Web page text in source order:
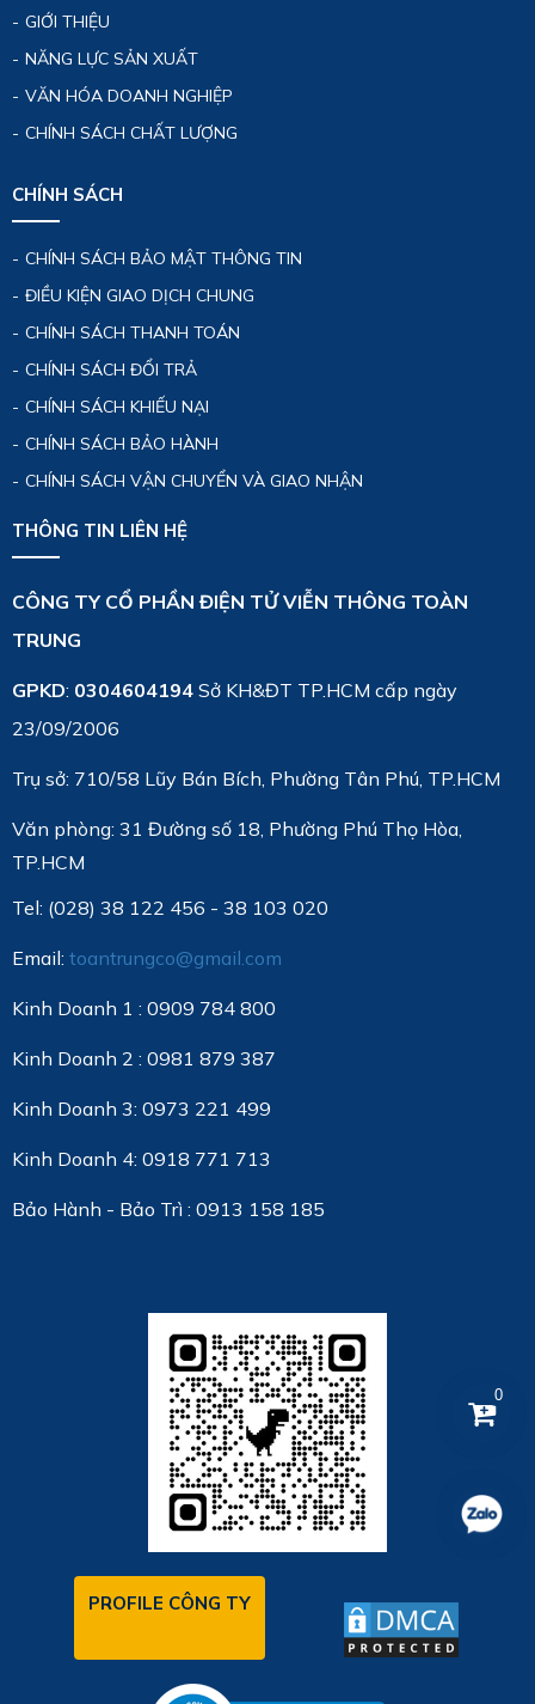
GIỚI THIỆU
NĂNG LỰC SẢN XUẤT
VĂN HÓA DOANH NGHIỆP
CHÍNH SÁCH CHẤT LƯỢNG
CHÍNH SÁCH
CHÍNH SÁCH BẢO MẬT THÔNG TIN
ĐIỀU KIỆN GIAO DỊCH CHUNG
CHÍNH SÁCH THANH TOÁN
CHÍNH SÁCH ĐỔI TRẢ
CHÍNH SÁCH KHIẾU NẠI
CHÍNH SÁCH BẢO HÀNH
CHÍNH SÁCH VẬN CHUYỂN VÀ GIAO NHẬN
THÔNG TIN LIÊN HỆ
CÔNG TY CỔ PHẦN ĐIỆN TỬ VIỄN THÔNG TOÀN
TRUNG
GPKD: 0304604194 Sở KH&ĐT TP.HCM cấp ngày
23/09/2006
Trụ sở: 710/58 Lũy Bán Bích, Phường Tân Phú, TP.HCM
Văn phòng: 31 Đường số 18, Phường Phú Thọ Hòa,
TP.HCM
Tel: (028) 38 122 456 - 38 103 020
Email: toantrungco@gmail.com
Kinh Doanh 1 : 0909 784 800
Kinh Doanh 2 : 0981 879 387
Kinh Doanh 3: 0973 221 499
Kinh Doanh 4: 0918 771 713
Bảo Hành - Bảo Trì : 0913 158 185
PROFILE CÔNG TY
0